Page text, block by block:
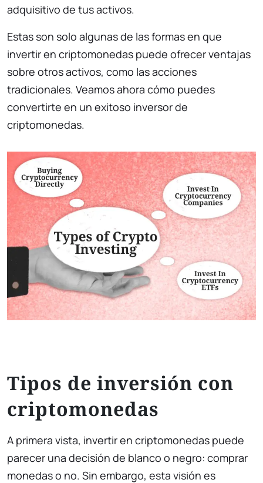
adquisitivo de tus activos.
Estas son solo algunas de las formas en que
invertir en criptomonedas puede ofrecer ventajas
sobre otros activos, como las acciones
tradicionales. Veamos ahora cómo puedes
convertirte en un exitoso inversor de
criptomonedas.
Tipos de inversión con
criptomonedas
A primera vista, invertir en criptomonedas puede
parecer una decisión de blanco o negro: comprar
monedas o no. Sin embargo, esta visión es